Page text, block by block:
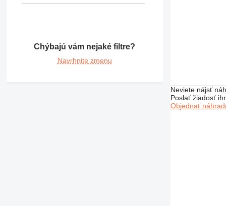
375
420
Chýbajú vám nejaké filtre?
Navrhnite zmenu
Neviete nájsť
Poslať žiadosť
Objednať